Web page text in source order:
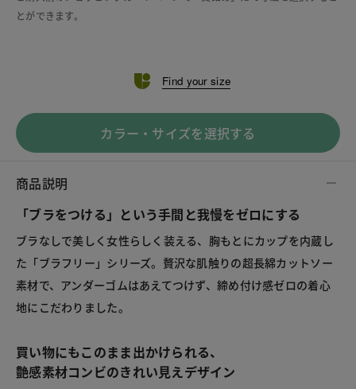
とができます。
Find your size
カラー・サイズを選択する
商品説明
「ブラをつける」という手間と我慢をゼロにする
ブラなしで美しく女性らしく装える、胸もとにカップを内蔵し
た「ブラフリー」シリーズ。贅沢な肌触りの超長綿カットソー
素材で、アンダーゴムはあえてつけず、締め付け感ゼロの着心
地にこだわりました。
買い物にもこのまま出かけられる、
艶感素材コンビのきれい見えデザイン